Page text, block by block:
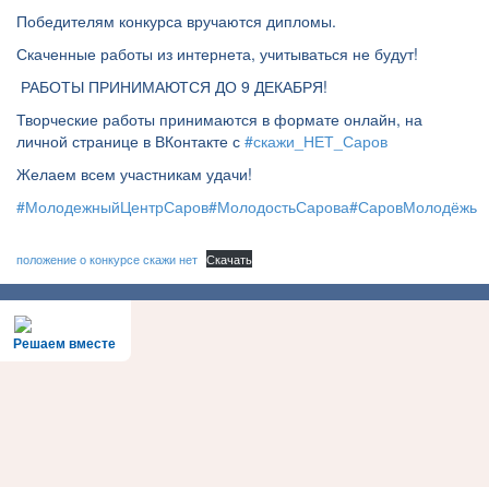
Победителям конкурса вручаются дипломы.
Скаченные работы из интернета, учитываться не будут!
РАБОТЫ ПРИНИМАЮТСЯ ДО 9 ДЕКАБРЯ!
Творческие работы принимаются в формате онлайн, на
личной странице в ВКонтакте с #скажи_НЕТ_Саров
Желаем всем участникам удачи!
#МолодежныйЦентрСаров#МолодостьСарова#СаровМолодёжь
положение о конкурсе скажи нет Скачать
Решаем вместе